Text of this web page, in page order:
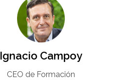
Ignacio Campoy​
CEO de Formación